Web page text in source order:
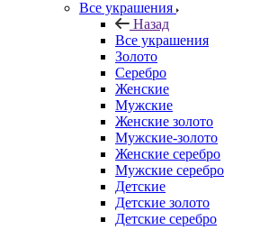
Все украшения
Назад
Все украшения
Золото
Серебро
Женские
Мужские
Женские золото
Мужские-золото
Женские серебро
Мужские серебро
Детские
Детские золото
Детские серебро